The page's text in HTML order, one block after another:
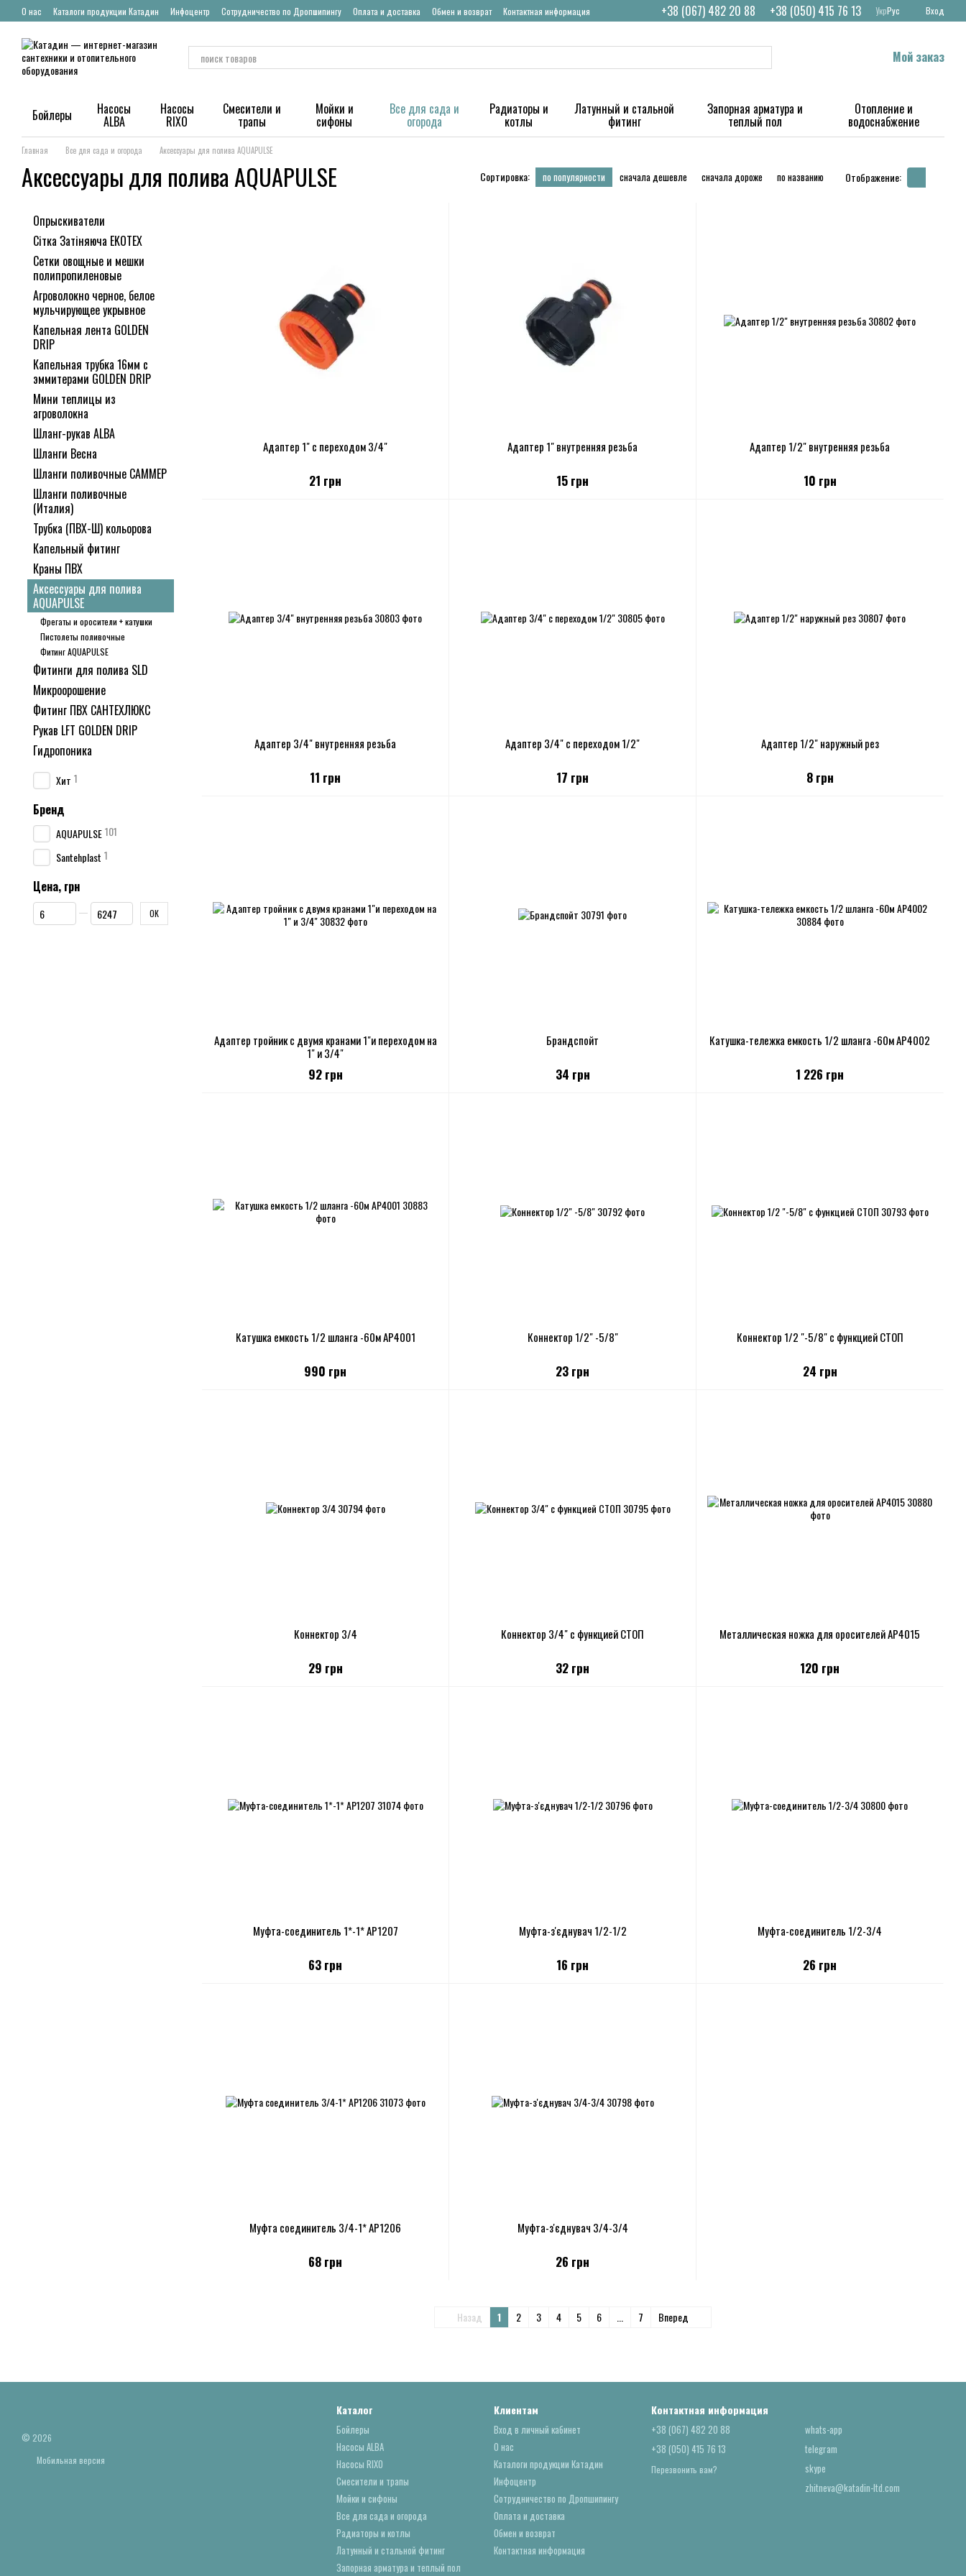
Перейти к основному контенту
О нас Каталоги продукции Катадин Инфоцентр Сотрудничество по Дропшипингу Оплата и доставка Обмен и возврат Контактная информация +38 (067) 482 20 88 +38 (050) 415 76 13 УкрРус Вход
Мой заказ
Бойлеры Насосы
ALBA
Насосы
RIXO
Смесители и
трапы
Мойки и
сифоны
Все для сада и
огорода
Радиаторы и
котлы
Латунный и стальной
фитинг
Запорная арматура и
теплый пол
Отопление и
водоснабжение
Главная Все для сада и огорода Аксессуары для полива AQUAPULSE
Аксессуары для полива AQUAPULSE Сортировка: по популярности сначала дешевле сначала дороже по названию Отображение:
Адаптер 1" с переходом 3/4"
21 грн
Адаптер 1" внутренняя резьба
15 грн
Адаптер 1/2" внутренняя резьба
10 грн
Адаптер 3/4" внутренняя резьба
11 грн
Адаптер 3/4" с переходом 1/2"
17 грн
Адаптер 1/2" наружный рез
8 грн
Адаптер тройник с двумя кранами 1"и переходом на
1" и 3/4"
92 грн
Брандспойт
34 грн
Катушка-тележка емкость 1/2 шланга -60м АР4002
1 226 грн
Катушка емкость 1/2 шланга -60м АР4001
990 грн
Коннектор 1/2" -5/8"
23 грн
Коннектор 1/2 "-5/8" с функцией СТОП
24 грн
Коннектор 3/4
29 грн
Коннектор 3/4" с функцией СТОП
32 грн
Металлическая ножка для оросителей АР4015
120 грн
Муфта-соединитель 1*-1* АР1207
63 грн
Муфта-з'єднувач 1/2-1/2
16 грн
Муфта-соединитель 1/2-3/4
26 грн
Муфта соединитель 3/4-1* АР1206
68 грн
Муфта-з'єднувач 3/4-3/4
26 грн
Назад 1 2 3 4 5 6 7 Вперед
Опрыскиватели
Сітка Затіняюча EKOTEX
Сетки овощные и мешки
полипропиленовые
Агроволокно черное, белое
мульчирующее укрывное
Капельная лента GOLDEN
DRIP
Капельная трубка 16мм с
эммитерами GOLDEN DRIP
Мини теплицы из
агроволокна
Шланг-рукав ALBA
Шланги Весна
Шланги поливочные САММЕР
Шланги поливочные
(Италия)
Трубка (ПВХ-Ш) кольорова
Капельный фитинг
Краны ПВХ
Аксессуары для полива
AQUAPULSE
Фрегаты и оросители + катушки
Пистолеты поливочные
Фитинг AQUAPULSE
Фитинги для полива SLD
Микроорошение
Фитинг ПВХ CАНТЕХЛЮКС
Рукав LFT GOLDEN DRIP
Гидропоника
Хит 1
Бренд
AQUAPULSE101
Santehplast 1
Цена, грн
От Цена, грн
До Цена, грн OK
© 2026
Мобильная версия
Каталог
Бойлеры
Насосы ALBA
Насосы RIXO
Смесители и трапы
Мойки и сифоны
Все для сада и огорода
Радиаторы и котлы
Латунный и стальной фитинг
Запорная арматура и теплый пол
Клиентам
Вход в личный кабинет
О нас
Каталоги продукции Катадин
Инфоцентр
Сотрудничество по Дропшипингу
Оплата и доставка
Обмен и возврат
Контактная информация
Контактная информация
+38 (067) 482 20 88
+38 (050) 415 76 13
Перезвонить вам?
whats-app
telegram
skype
zhitneva@katadin-ltd.com